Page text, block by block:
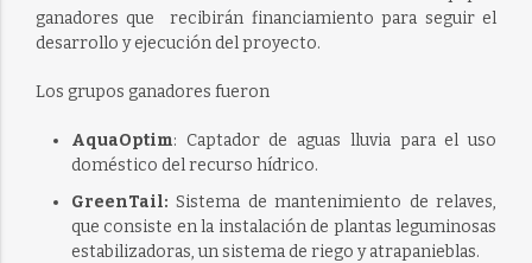
ganadores que recibirán financiamiento para seguir el
desarrollo y ejecución del proyecto.
Los grupos ganadores fueron
AquaOptim: Captador de aguas lluvia para el uso
doméstico del recurso hídrico.
GreenTail: Sistema de mantenimiento de relaves,
que consiste en la instalación de plantas leguminosas
estabilizadoras, un sistema de riego y atrapanieblas.